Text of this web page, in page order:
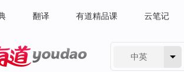
翻译 有道精品课 云笔记
中英